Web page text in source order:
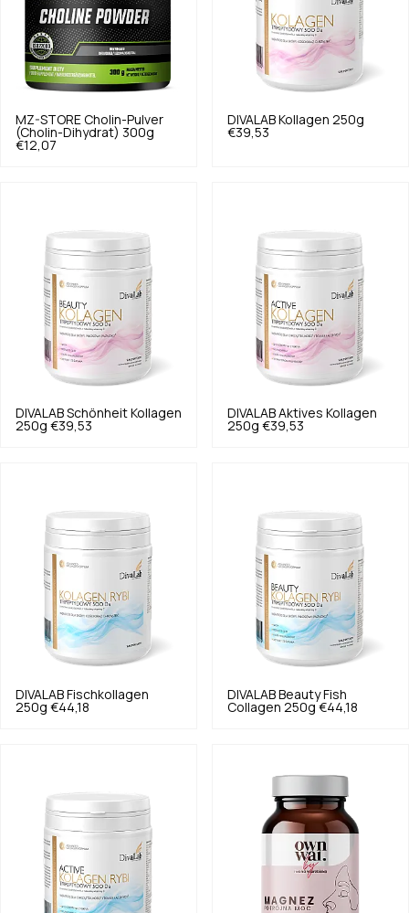
MZ-STORE Cholin-Pulver
(Cholin-Dihydrat) 300g
€12,07
DIVALAB Kollagen 250g
€39,53
DIVALAB Schönheit Kollagen
250g €39,53
DIVALAB Aktives Kollagen
250g €39,53
DIVALAB Fischkollagen
250g €44,18
DIVALAB Beauty Fish
Collagen 250g €44,18